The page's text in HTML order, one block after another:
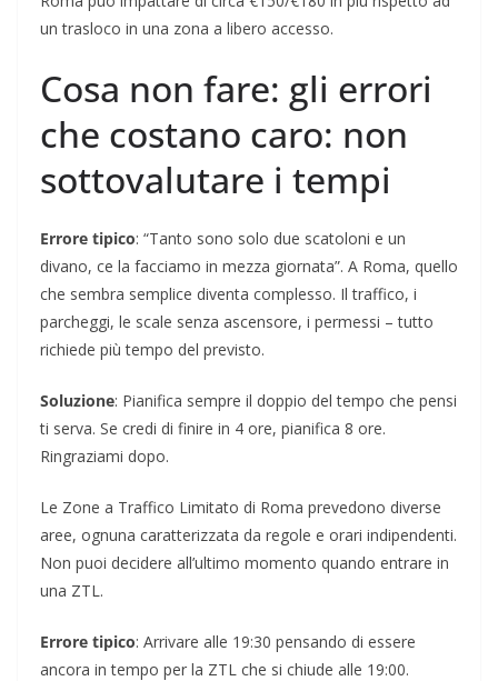
un trasloco in una zona a libero accesso.
Cosa non fare: gli errori
che costano caro: non
sottovalutare i tempi
Errore tipico: “Tanto sono solo due scatoloni e un
divano, ce la facciamo in mezza giornata”. A Roma, quello
che sembra semplice diventa complesso. Il traffico, i
parcheggi, le scale senza ascensore, i permessi – tutto
richiede più tempo del previsto.
Soluzione: Pianifica sempre il doppio del tempo che pensi
ti serva. Se credi di finire in 4 ore, pianifica 8 ore.
Ringraziami dopo.
Le Zone a Traffico Limitato di Roma prevedono diverse
aree, ognuna caratterizzata da regole e orari indipendenti.
Non puoi decidere all’ultimo momento quando entrare in
una ZTL.
Errore tipico: Arrivare alle 19:30 pensando di essere
ancora in tempo per la ZTL che si chiude alle 19:00.